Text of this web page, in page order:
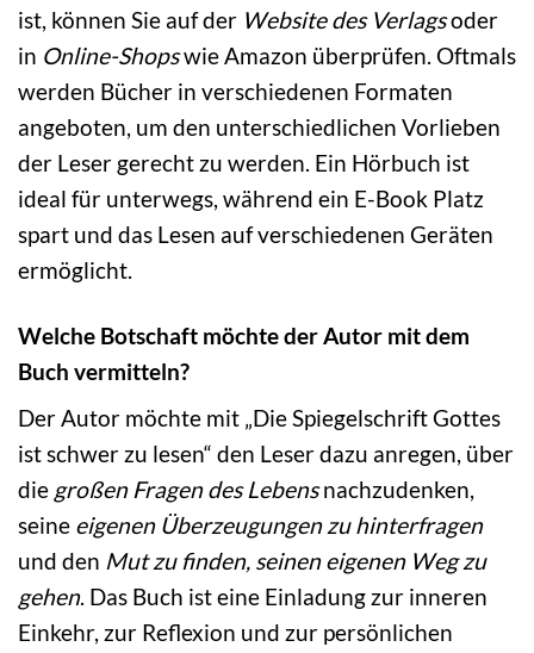
ist, können Sie auf der Website des Verlagsoder
in Online-Shopswie Amazon überprüfen. Oftmals
werden Bücher in verschiedenen Formaten
angeboten, um den unterschiedlichen Vorlieben
der Leser gerecht zu werden. Ein Hörbuch ist
ideal für unterwegs, während ein E-Book Platz
spart und das Lesen auf verschiedenen Geräten
ermöglicht.
Welche Botschaft möchte der Autor mit dem
Buch vermitteln?
Der Autor möchte mit „Die Spiegelschrift Gottes
ist schwer zu lesen“ den Leser dazu anregen, über
die großen Fragen des Lebensnachzudenken,
seine eigenen Überzeugungen zu hinterfragen
und den Mut zu finden, seinen eigenen Weg zu
gehen. Das Buch ist eine Einladung zur inneren
Einkehr, zur Reflexion und zur persönlichen